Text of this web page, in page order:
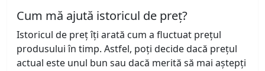
Cum mă ajută istoricul de preț?
Istoricul de preț îți arată cum a fluctuat prețul
produsului în timp. Astfel, poți decide dacă prețul
actual este unul bun sau dacă merită să mai aștepți